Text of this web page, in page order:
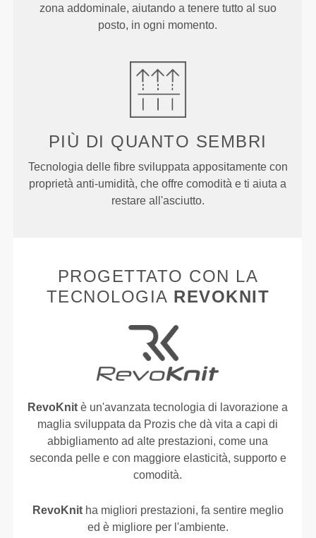
zona addominale, aiutando a tenere tutto al suo
posto, in ogni momento.
PIÙ DI QUANTO SEMBRI
Tecnologia delle fibre sviluppata appositamente con
proprietà anti-umidità, che offre comodità e ti aiuta a
restare all'asciutto.
PROGETTATO CON LA
TECNOLOGIA REVOKNIT
RevoKnit è un'avanzata tecnologia di lavorazione a
maglia sviluppata da Prozis che dà vita a capi di
abbigliamento ad alte prestazioni, come una
seconda pelle e con maggiore elasticità, supporto e
comodità.
RevoKnitha migliori prestazioni, fa sentire meglio
ed è migliore per l'ambiente.